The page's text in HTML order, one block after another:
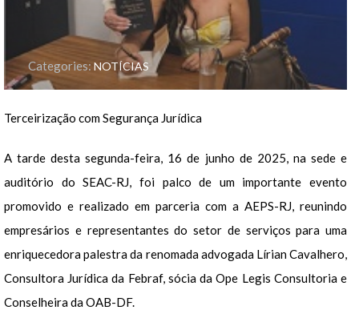
Categories: NOTÍCIAS
Terceirização com Segurança Jurídica
A tarde desta segunda-feira, 16 de junho de 2025, na sede e
auditório do SEAC-RJ, foi palco de um importante evento
promovido e realizado em parceria com a AEPS-RJ, reunindo
empresários e representantes do setor de serviços para uma
enriquecedora palestra da renomada advogada Lírian Cavalhero,
Consultora Jurídica da Febraf, sócia da Ope Legis Consultoria e
Conselheira da OAB-DF.